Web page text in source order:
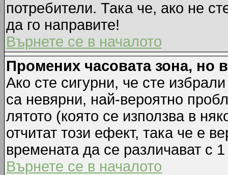
потребители. Така че, ако не
да го направите!
Върнете се в началото
Промених часовата зона, но
Ако сте сигурни, че сте
са невярни, най-вероятно
лятото (която се използва в
отчитат този ефект, така че е
времената да се различават с
Върнете се в началото